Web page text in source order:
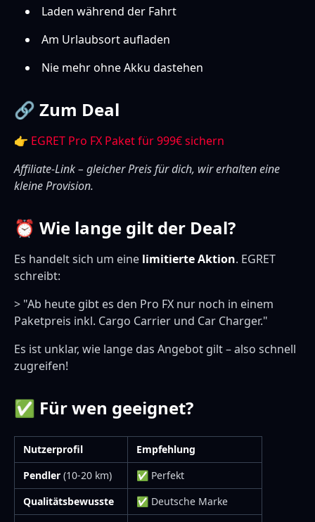
Laden während der Fahrt
Am Urlaubsort aufladen
Nie mehr ohne Akku dastehen
🔗 Zum Deal
👉 EGRET Pro FX Paket für 999€ sichern
Affiliate-Link – gleicher Preis für dich, wir erhalten eine
kleine Provision.
⏰ Wie lange gilt der Deal?
Es handelt sich um eine limitierte Aktion. EGRET
schreibt:
> "Ab heute gibt es den Pro FX nur noch in einem
Paketpreis inkl. Cargo Carrier und Car Charger."
Es ist unklar, wie lange das Angebot gilt – also schnell
zugreifen!
✅ Für wen geeignet?
Nutzerprofil
Empfehlung
Pendler (10-20 km)
✅ Perfekt
Qualitätsbewusste
✅ Deutsche Marke